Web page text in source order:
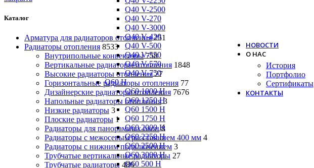
Q40 V-2500
Q40 V-270
Q40 V-3000
Q40 V-420
Q40 V-500
Q40 V-550
Q40 V-570
Q40 V-750
Q60 H
Q60 1000 H
Q60 1250 H
Q60 1500 H
Q60 1750 H
Q60 2000 H
Q60 2250 H
Q60 2500 H
Q60 3000 H
Q60 500 H
НОВОСТИ
О НАС
История
Портфолио
Сертификаты
КОНТАКТЫ
Каталог
Арматура для радиаторов отопления 251
Радиаторы отопления 8533
Внутрипольные конвекторы 758
Вертикальные радиаторы отопления 1848
Высокие радиаторы отопления 27
Горизонтальные радиаторы отопления 77
Дизайнерские радиаторы отопления 7676
Напольные радиаторы отопления 3
Низкие радиаторы 3
Плоские радиаторы 1
Радиаторы для панорамных окон 8
Радиаторы с межосевым расстоянием 400 мм 4
Радиаторы с нижним подключением 3
Трубчатые вертикальные радиаторы 27
Трубчатые радиаторы 486